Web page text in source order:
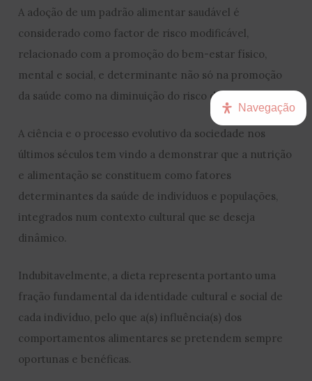
A adoção de um padrão alimentar saudável é
considerado como factor de risco modificável,
relacionado com a promoção do bem-estar físico,
mental e social, e determinante não só na promoção
da saúde como na diminuição do risco de doença.
A ciência e o processo evolutivo da sociedade nos
últimos séculos tem vindo a demonstrar que a nutrição
e alimentação se constituem como fatores
determinantes da saúde de indivíduos e populações,
integrados num contexto cultural que se deseja
dinâmico.
Indubitavelmente, a dieta representa portanto uma
fração fundamental da identidade cultural e social de
cada indivíduo, pelo que a(s) influência(s) dos
comportamentos alimentares se pretendem sempre
oportunas e benéficas.
Navegação